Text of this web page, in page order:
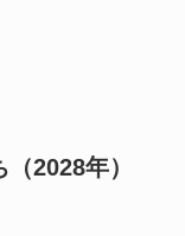
2028年）